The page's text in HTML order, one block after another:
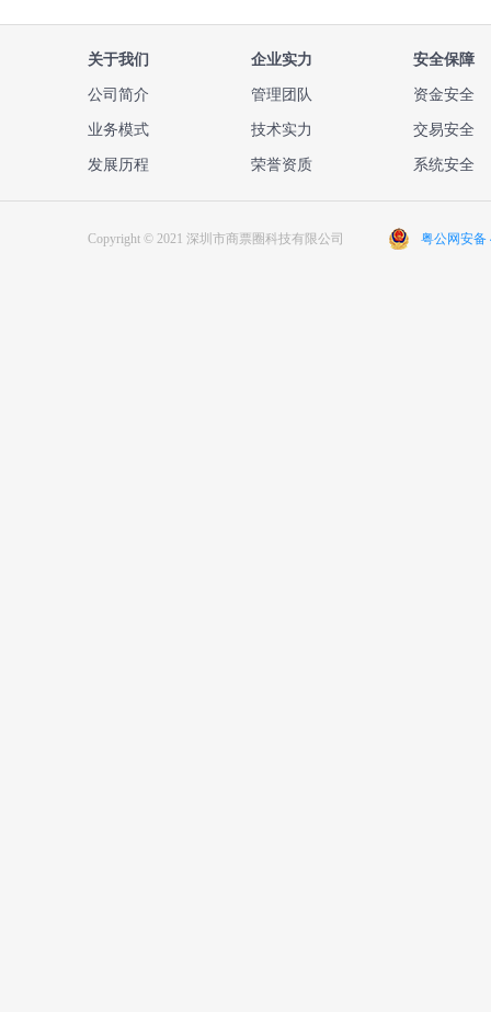
关于我们
公司简介
业务模式
发展历程
企业实力
管理团队
技术实力
荣誉资质
安全保障
资金安全
交易安全
系统安全
Copyright © 2021 深圳市商票圈科技有限公司 粤公网安备